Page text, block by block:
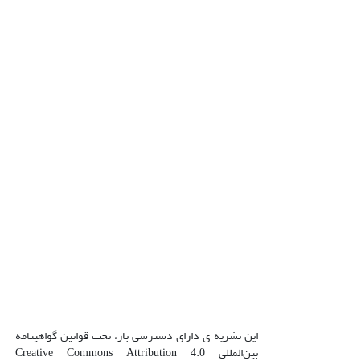
این نشریه ی دارای دسترسی باز، تحت قوانین گواهینامه
بین‌المللی Creative Commons Attribution 4.0